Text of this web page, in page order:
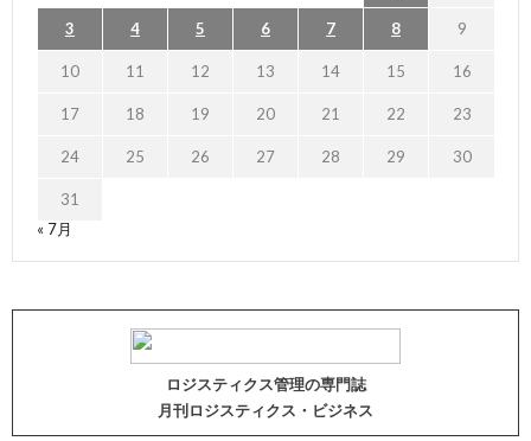
3 4 5 6 7 8 9
10 11 12 13 14 15 16
17 18 19 20 21 22 23
24 25 26 27 28 29 30
31
« 7月
ロジスティクス管理の専門誌
月刊ロジスティクス・ビジネス